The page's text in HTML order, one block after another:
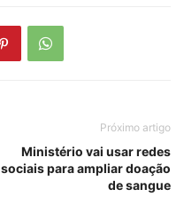
Próximo artigo
Ministério vai usar redes
sociais para ampliar doação
de sangue